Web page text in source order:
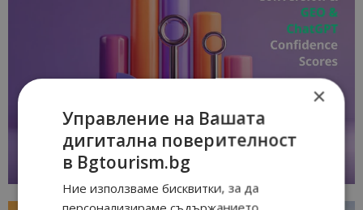
×
Управление на Вашата
дигитална поверителност
в Bgtourism.bg
Ние използваме бисквитки, за да